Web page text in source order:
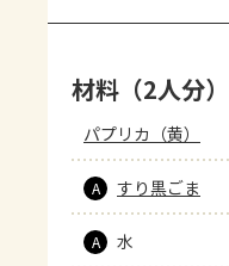
材料（2人分）
パプリカ（黄）
A すり黒ごま
A 水